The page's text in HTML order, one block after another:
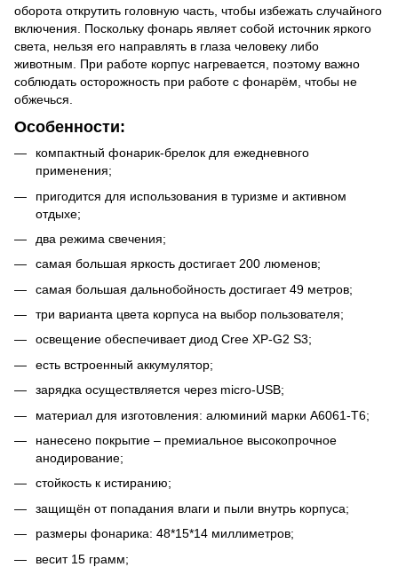
оборота открутить головную часть, чтобы избежать случайного
включения. Поскольку фонарь являет собой источник яркого
света, нельзя его направлять в глаза человеку либо
животным. При работе корпус нагревается, поэтому важно
соблюдать осторожность при работе с фонарём, чтобы не
обжечься.
Особенности:
компактный фонарик-брелок для ежедневного
применения;
пригодится для использования в туризме и активном
отдыхе;
два режима свечения;
самая большая яркость достигает 200 люменов;
самая большая дальнобойность достигает 49 метров;
три варианта цвета корпуса на выбор пользователя;
освещение обеспечивает диод Cree XP-G2 S3;
есть встроенный аккумулятор;
зарядка осуществляется через micro-USB;
материал для изготовления: алюминий марки А6061-Т6;
нанесено покрытие – премиальное высокопрочное
анодирование;
стойкость к истиранию;
защищён от попадания влаги и пыли внутрь корпуса;
размеры фонарика: 48*15*14 миллиметров;
весит 15 грамм;